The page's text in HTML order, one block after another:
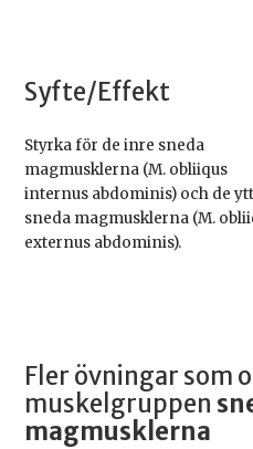
Syfte/Effekt
Styrka för de inre sneda
magmusklerna (M. obliiqus
internus abdominis) och de
sneda magmusklerna (M.
externus abdominis).
Fler övningar som
muskelgruppen
magmusklerna